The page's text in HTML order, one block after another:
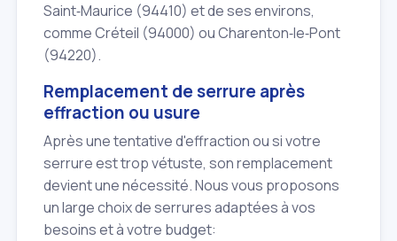
Saint‑Maurice (94410) et de ses environs,
comme Créteil (94000) ou Charenton‑le‑Pont
(94220).
Remplacement de serrure après
effraction ou usure
Après une tentative d'effraction ou si votre
serrure est trop vétuste, son remplacement
devient une nécessité. Nous vous proposons
un large choix de serrures adaptées à vos
besoins et à votre budget: